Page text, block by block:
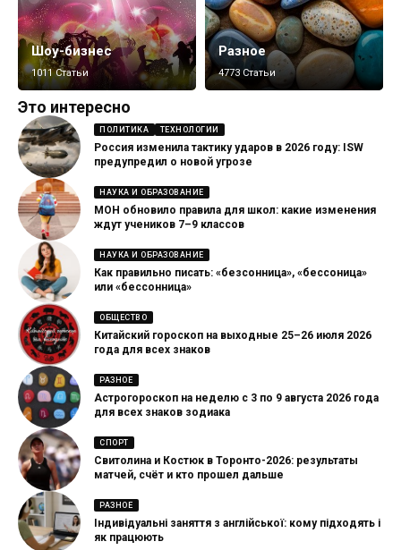
Шоу-бизнес
1011 Статьи
Разное
4773 Статьи
Это интересно
ПОЛИТИКА ТЕХНОЛОГИИ
Россия изменила тактику ударов в 2026 году: ISW
предупредил о новой угрозе
НАУКА И ОБРАЗОВАНИЕ
МОН обновило правила для школ: какие изменения
ждут учеников 7–9 классов
НАУКА И ОБРАЗОВАНИЕ
Как правильно писать: «безсонница», «бессоница»
или «бессонница»
ОБЩЕСТВО
Китайский гороскоп на выходные 25–26 июля 2026
года для всех знаков
РАЗНОЕ
Астрогороскоп на неделю с 3 по 9 августа 2026 года
для всех знаков зодиака
СПОРТ
Свитолина и Костюк в Торонто-2026: результаты
матчей, счёт и кто прошел дальше
РАЗНОЕ
Індивідуальні заняття з англійської: кому підходять і
як працюють